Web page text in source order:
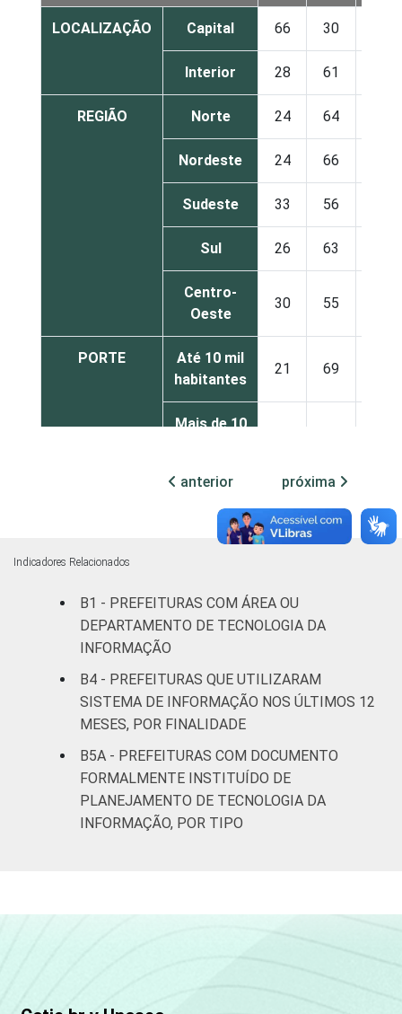
LOCALIZAÇÃO Capital 66 30
Interior 28 61
REGIÃO Norte 24 64
Nordeste 24 66
Sudeste 33 56
Sul 26 63
Centro-
Oeste
30 55
PORTE
Até 10 mil
habitantes
21 69
Mais de 10
habitantes
Mais de
mil
habitantes
500 mil
habitantes
70
Fonte: CGI.br/NIC.br, Centro Regional de
Estudos para o Desenvolvimento da
Sociedade da Informação (Cetic.br),
Pesquisa sobre o uso das tecnologias de
anterior próxima
Indicadores Relacionados
B1 - PREFEITURAS COM ÁREA OU
DEPARTAMENTO DE TECNOLOGIA DA
INFORMAÇÃO
B4 - PREFEITURAS QUE UTILIZARAM
SISTEMA DE INFORMAÇÃO NOS ÚLTIMOS 12
MESES, POR FINALIDADE
B5A - PREFEITURAS COM DOCUMENTO
FORMALMENTE INSTITUÍDO DE
PLANEJAMENTO DE TECNOLOGIA DA
INFORMAÇÃO, POR TIPO